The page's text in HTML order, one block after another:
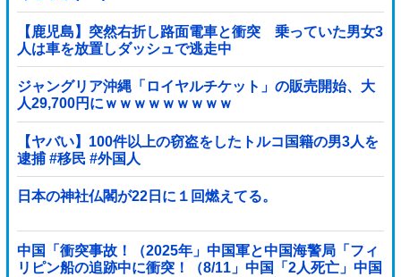
【鹿児島】突然右折し路面電車と衝突 乗っていた男女3
人は車を放置しダッシュで逃走中
ジャングリア沖縄「ロイヤルチケット」の販売開始、大
人29,700円にｗｗｗｗｗｗｗｗｗ
【ヤバい】100件以上の窃盗をしたトルコ国籍の男3人を
逮捕 #移民 #外国人
日本の神社仏閣が22日に１回燃えてる。
中国「衝突事故！（2025年」中国軍と中国海警局「フィ
リピン船の追跡中に衝突！（8/11」中国「2人死亡」中国